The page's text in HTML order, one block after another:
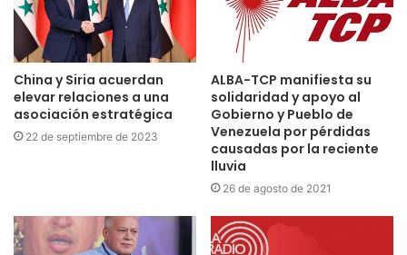
China y Siria acuerdan
elevar relaciones a una
asociación estratégica
22 de septiembre de 2023
ALBA-TCP manifiesta su
solidaridad y apoyo al
Gobierno y Pueblo de
Venezuela por pérdidas
causadas por la reciente
lluvia
26 de agosto de 2021